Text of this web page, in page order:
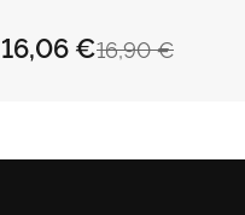
16,90 €
16,06 €